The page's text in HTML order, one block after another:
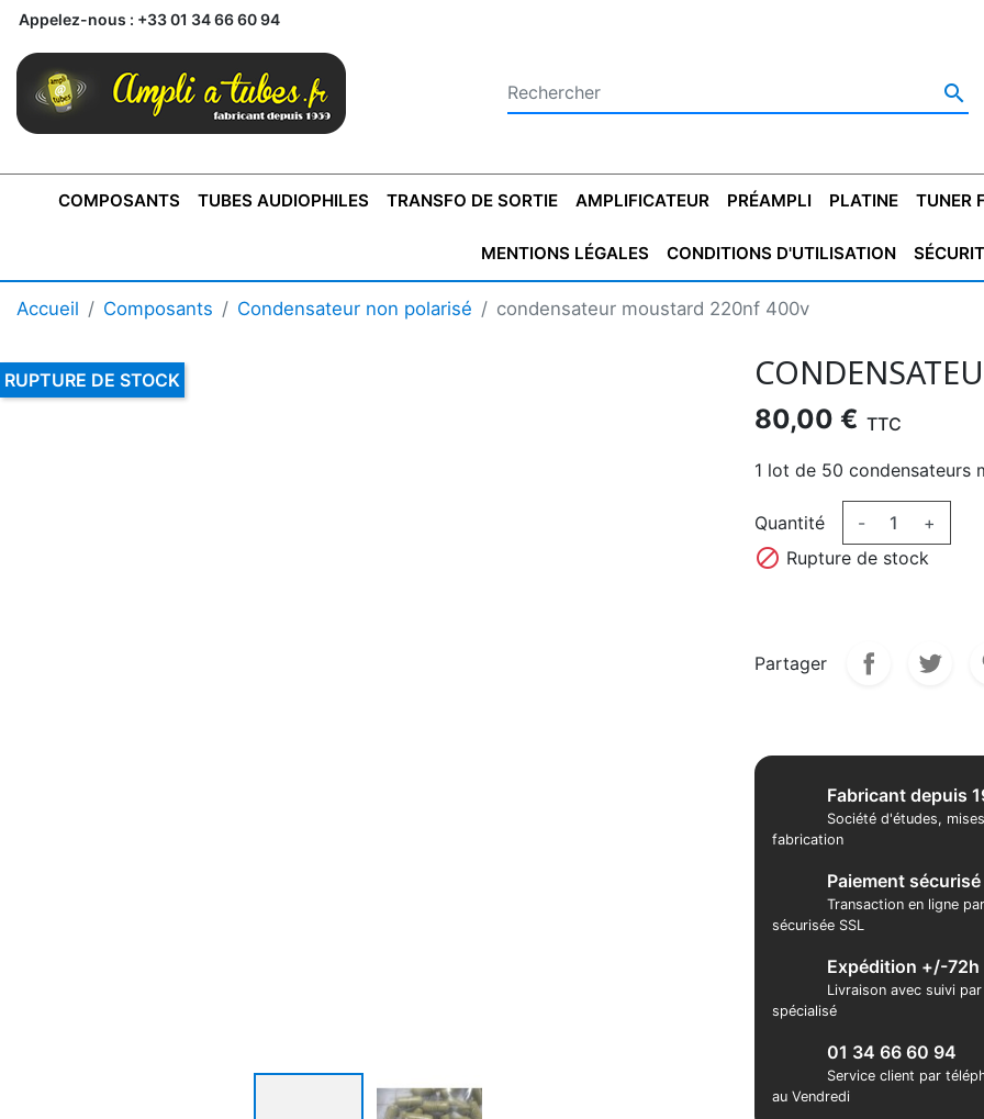
Appelez-nous : +33 01 34 66 60 94

COMPOSANTS
BONTONS
AXE 4MM
BONTONS
AXE 6MM
COFFRET
COFFRET
CONDENSATEUR
LCC PAS 5.08
CONDENSATEUR
CONDENSATEUR
TUBES AUDIOPHILES TRANSFO DE SORTIE
TRANSFORMATEUR DE SORTIE DE
CLASSE "A" SINGLE
TRANSFORMATEUR DE SORTIE
TYPE PUSH PULL
TRANSFO DE SORTIE
TRANSFO LINE
AMPLIFICATEUR
AMPLI MONO AMPLI STÉRÉO
PRÉAMPLI PLATINE TUNER
AMPLIFICATEURS LECTEURS CD PRÉAMPLI AVEC TUNER PLATINES VINYLES MAGNÉTOPHONE
SUPRAVOX FERTIN
MENTIONS LÉGALES CONDITIONS D'UTILISATION
Accueil Composants Condensateur non polarisé condensateur moustard 220nf 400v
RUPTURE DE STOCK
80,00 € TTC
1 lot de 50 condensateurs
Quantité - +
 Rupture de stock
Partager
Fabricant depuis
Société d'études,
fabrication
Paiement sécurisé
Transaction en ligne
sécurisée SSL
Expédition +/-72h
Livraison avec suivi
spécialisé
01 34 66 60 94
Service client par
au Vendredi